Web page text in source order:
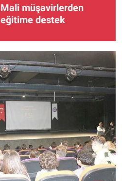
Mali müşavirlerden
eğitime destek